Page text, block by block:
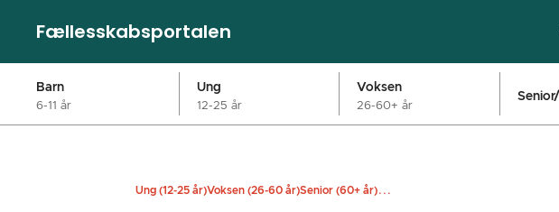
Fællesskabsportalen
Barn
6-11 år
Ung
12-25 år
Voksen
26-60+ år
Ung (12-25 år)Voksen (26-60 år)Senior (60+ år) ...